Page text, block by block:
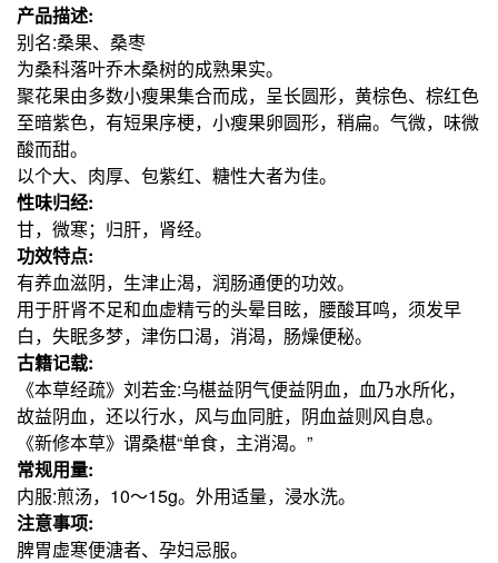
产品描述:
别名:桑果、桑枣
为桑科落叶乔木桑树的成熟果实。
聚花果由多数小瘦果集合而成，呈长圆形，黄棕色、棕红色
至暗紫色，有短果序梗，小瘦果卵圆形，稍扁。气微，味微
酸而甜。
以个大、肉厚、包紫红、糖性大者为佳。
性味归经:
甘，微寒；归肝，肾经。
功效特点:
有养血滋阴，生津止渴，润肠通便的功效。
用于肝肾不足和血虚精亏的头晕目眩，腰酸耳鸣，须发早
白，失眠多梦，津伤口渴，消渴，肠燥便秘。
古籍记载:
《本草经疏》刘若金:乌椹益阴气便益阴血，血乃水所化，
故益阴血，还以行水，风与血同脏，阴血益则风自息。
《新修本草》谓桑椹“单食，主消渴。”
常规用量:
内服:煎汤，10～15g。外用适量，浸水洗。
注意事项:
脾胃虚寒便溏者、孕妇忌服。